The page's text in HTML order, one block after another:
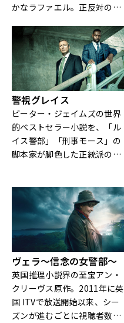
かなラファエル。正反対の二
補い合い協力し合うことで事
件を解決していくフランス発
ミステリー！
警視グレイス
ピーター・ジェイムズの世界
的ベストセラー小説を、「ル
イス警部」「刑事モース」の
脚本家が脚色した正統派の英
ヴェラ～信念の女警部～
英国推理小説界の至宝アン・
クリーヴス原作。2011年に英
国 ITVで放送開始以来、シー
ズンが進むごとに視聴者数を